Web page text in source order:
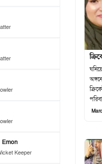
Keeper